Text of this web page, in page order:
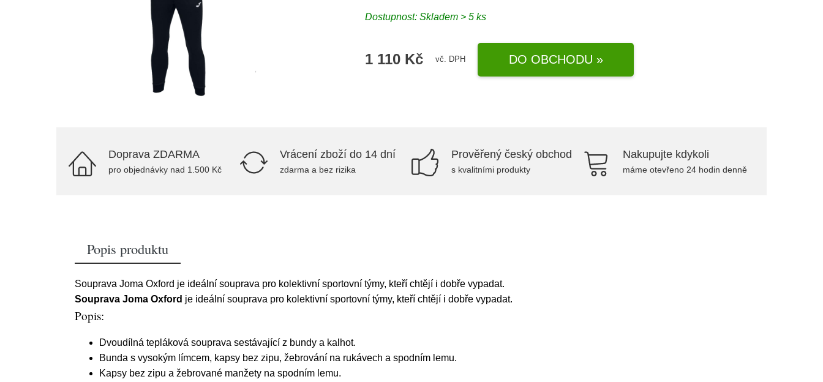
Dostupnost: Skladem > 5 ks
1 110 Kč vč. DPH DO OBCHODU »
Doprava ZDARMA
pro objednávky nad 1.500 Kč
Vrácení zboží do 14 dní
zdarma a bez rizika
Prověřený český obchod
s kvalitními produkty
Nakupujte kdykoli
máme otevřeno 24 hodin denně
Popis produktu
Souprava Joma Oxford je ideální souprava pro kolektivní sportovní týmy, kteří chtějí i dobře vypadat.
Souprava Joma Oxford je ideální souprava pro kolektivní sportovní týmy, kteří chtějí i dobře vypadat.
Popis:
Dvoudílná tepláková souprava sestávající z bundy a kalhot.
Bunda s vysokým límcem, kapsy bez zipu, žebrování na rukávech a spodním lemu.
Kapsy bez zipu a žebrované manžety na spodním lemu.